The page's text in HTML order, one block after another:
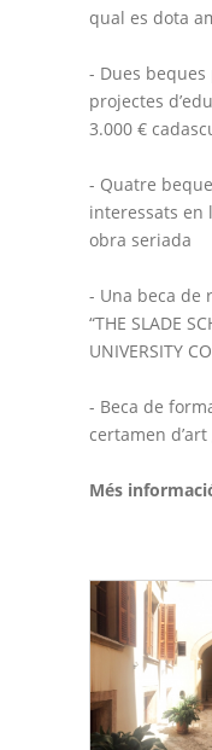
qual es dota
- Dues
projectes
3.000 €
- Quatre
interessats en
obra seriada
- Una beca de
“THE SLADE
UNIVERSITY
- Beca de
certamen
Més